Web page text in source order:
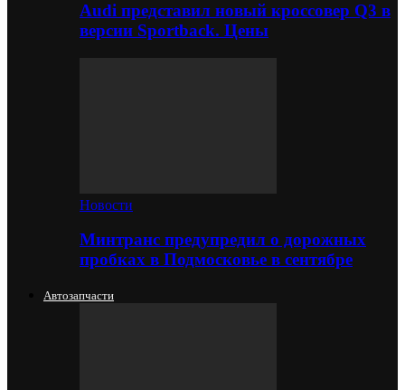
Audi представил новый кроссовер Q3 в
версии Sportback. Цены
Новости
Минтранс предупредил о дорожных
пробках в Подмосковье в сентябре
Автозапчасти